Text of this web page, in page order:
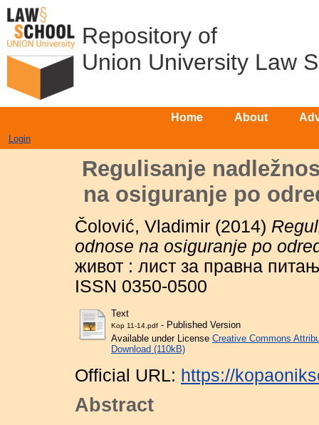
Repository of
Union University Law
Home About
Login
Regulisanje
na osiguranje po
Čolović, Vladimir (2014)
odnose na osiguranje po
живот : лист за правна
ISSN 0350-0500
Text
Kop 11-14.pdf - Published Version
Available under License Creative Commons
Download (110kB)
Official URL: https://
Abstract